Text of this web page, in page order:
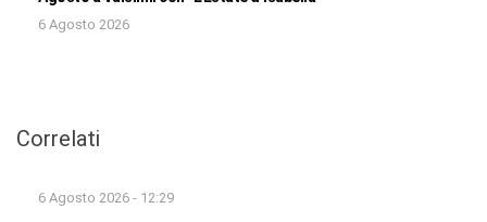
6 Agosto 2026
Correlati
6 Agosto 2026 - 12:29